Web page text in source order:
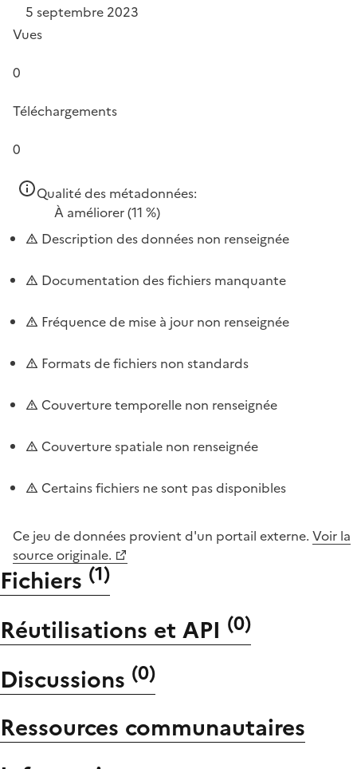
5 septembre 2023
Vues
0
Téléchargements
0
Qualité des métadonnées:
À améliorer(11 %)
Description des données non renseignée
Documentation des fichiers manquante
Fréquence de mise à jour non renseignée
Formats de fichiers non standards
Couverture temporelle non renseignée
Couverture spatiale non renseignée
Certains fichiers ne sont pas disponibles
Ce jeu de données provient d'un portail externe. Voir la
source originale.
Fichiers (1)
Réutilisations et API (0)
Discussions (0)
Ressources communautaires